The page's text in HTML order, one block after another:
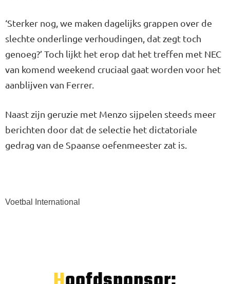
‘Sterker nog, we maken dagelijks grappen over de
slechte onderlinge verhoudingen, dat zegt toch
genoeg?’ Toch lijkt het erop dat het treffen met NEC
van komend weekend cruciaal gaat worden voor het
aanblijven van Ferrer.
Naast zijn geruzie met Menzo sijpelen steeds meer
berichten door dat de selectie het dictatoriale
gedrag van de Spaanse oefenmeester zat is.
Voetbal International